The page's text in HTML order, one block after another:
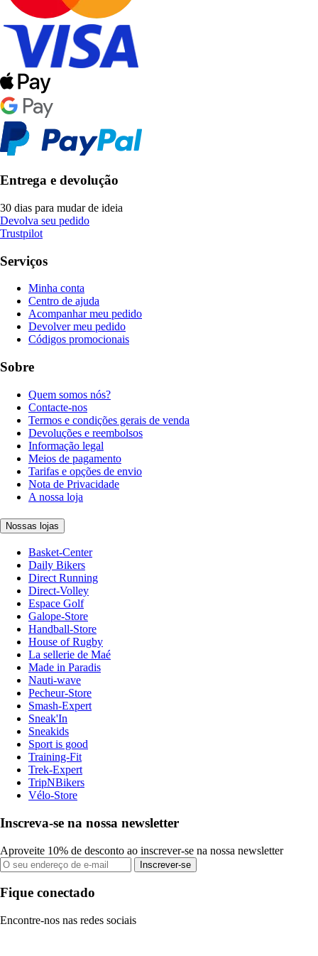
Entrega e devolução
30 dias para mudar de ideia
Devolva seu pedido
Trustpilot
Serviços
Minha conta
Centro de ajuda
Acompanhar meu pedido
Devolver meu pedido
Códigos promocionais
Sobre
Quem somos nós?
Contacte-nos
Termos e condições gerais de venda
Devoluções e reembolsos
Informação legal
Meios de pagamento
Tarifas e opções de envio
Nota de Privacidade
A nossa loja
Nossas lojas
Basket-Center
Daily Bikers
Direct Running
Direct-Volley
Espace Golf
Galope-Store
Handball-Store
House of Rugby
La sellerie de Maé
Made in Paradis
Nauti-wave
Pecheur-Store
Smash-Expert
Sneak'In
Sneakids
Sport is good
Training-Fit
Trek-Expert
TripNBikers
Vélo-Store
Inscreva-se na nossa newsletter
Aproveite 10% de desconto ao inscrever-se na nossa newsletter
Inscrever-se
Fique conectado
Encontre-nos nas redes sociais